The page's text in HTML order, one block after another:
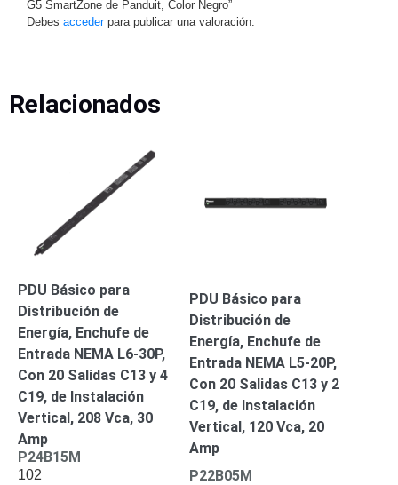
Drones,
Robots e
Energía
BateríasFuentes
Alimentación
de
Alimentación
RespaldoInyectores
PoEPDUPlantas
de
EnergíaPoE
de Largo
AlcanceUPS
- No Break
Sistemas
G5 SmartZone de Panduit, Color Negro”
Debes accederpara publicar una valoración.
Relacionados
PDU Básico para
Distribución de
Energía, Enchufe de
Entrada NEMA L6-30P,
Con 20 Salidas C13 y 4
C19, de Instalación
Vertical, 208 Vca, 30
Amp
P24B15M
102
PDU Básico para
Distribución de
Energía, Enchufe de
Entrada NEMA L5-20P,
Con 20 Salidas C13 y 2
C19, de Instalación
Vertical, 120 Vca, 20
Amp
P22B05M